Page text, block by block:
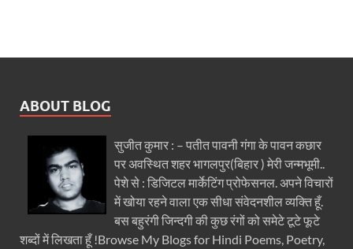
ABOUT BLOG
सुजीत कुमार : – पतीत पावनी गंगा के पावन कछार
पर अवस्थित शहर भागलपुर(बिहार ) मेरी जन्मभूमी..
पेशे से : डिजिटल मार्केटिंग प्रोफेसनल. अपने विचारों
में खोया रहने वाला एक सीधा संवेदनशील व्यक्ति हूँ.
बस बहुरंगी जिन्दगी की कुछ रंगों को समेटे टूटे फूटे
शब्दों में लिखता हूँ !Browse My Blogs for Hindi Poems, Poetry,